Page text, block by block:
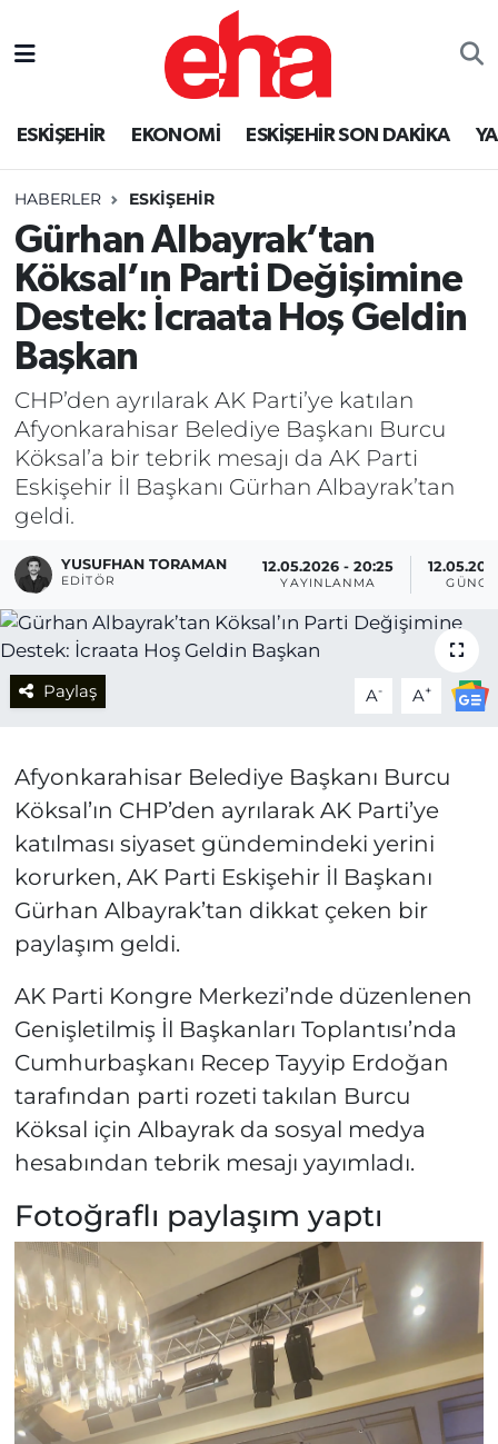
ESKİŞEHİR EKONOMİ ESKİŞEHİR SON DAKİKA
HABERLER ESKİŞEHİR
Gürhan Albayrak’tan
Köksal’ın Parti Değişimine
Destek: İcraata Hoş Geldin
Başkan
CHP’den ayrılarak AK Parti’ye katılan
Afyonkarahisar Belediye Başkanı Burcu
Köksal’a bir tebrik mesajı da AK Parti
Eskişehir İl Başkanı Gürhan Albayrak’tan
geldi.
YUSUFHAN TORAMAN
EDITÖR
12.05.2026 - 20:25
YAYINLANMA
Paylaş A- A+
Afyonkarahisar Belediye Başkanı Burcu
Köksal’ın CHP’den ayrılarak AK Parti’ye
katılması siyaset gündemindeki yerini
korurken, AK Parti Eskişehir İl Başkanı
Gürhan Albayrak’tan dikkat çeken bir
paylaşım geldi.
AK Parti Kongre Merkezi’nde düzenlenen
Genişletilmiş İl Başkanları Toplantısı’nda
Cumhurbaşkanı Recep Tayyip Erdoğan
tarafından parti rozeti takılan Burcu
Köksal için Albayrak da sosyal medya
hesabından tebrik mesajı yayımladı.
Fotoğraflı paylaşım yaptı